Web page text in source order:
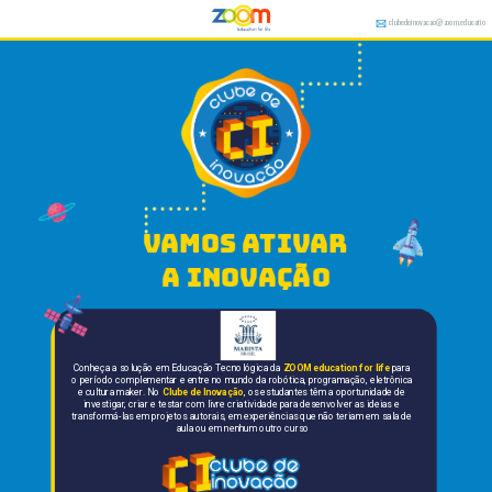
clubedeinovacao@zoom.educatio
a inovação
Conheça a solução em Educação Tecnológica da ZOOM education for life para
o período complementar e entre no mundo da robótica, programação, eletrônica
e cultura maker. No Clube de Inovação, os estudantes têm a oportunidade de
investigar, criar e testar com livre criatividade para desenvolver as ideias e
transformá-las em projetos autorais, em experiências que não teriam em sala de
aula ou em nenhum outro curso